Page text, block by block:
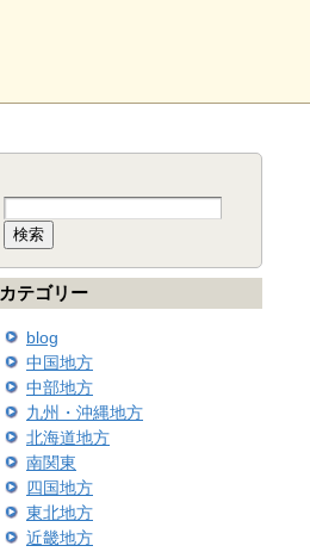
カテゴリー
blog
中国地方
中部地方
九州・沖縄地方
北海道地方
南関東
四国地方
東北地方
近畿地方